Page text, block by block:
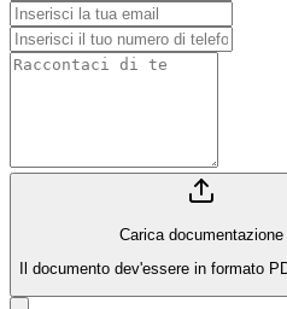
Carica documentazione
Il documento dev'essere in formato